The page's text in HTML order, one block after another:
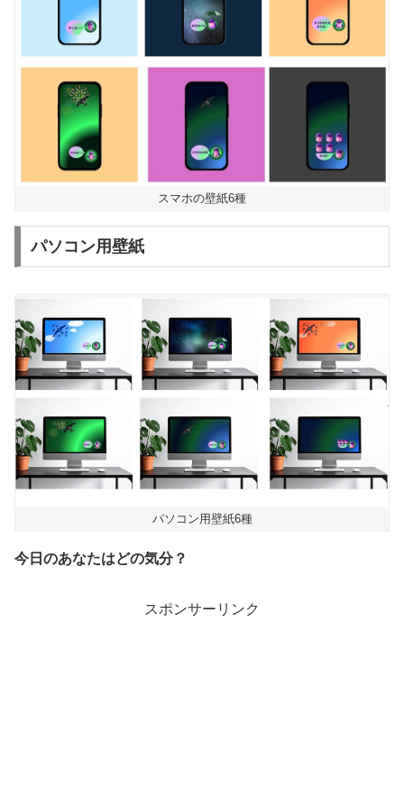
スマホの壁紙6種
パソコン用壁紙
パソコン用壁紙6種
今日のあなたはどの気分？
スポンサーリンク